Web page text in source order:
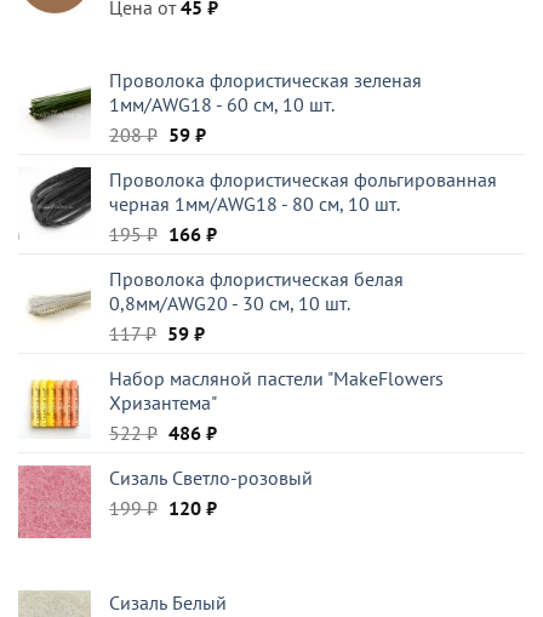
Цена от45 ₽
Проволока флористическая зеленая
1мм/AWG18 - 60 см, 10 шт.
208₽ Первоначальная
составляла
208 ₽.
59 ₽Текущая
59 ₽.
Проволока флористическая фольгированная
черная 1мм/AWG18 - 80 см, 10 шт.
195₽ Первоначальная
составляла
195 ₽.
166 ₽Текущая
166 ₽.
Проволока флористическая белая
0,8мм/AWG20 - 30 см, 10 шт.
117₽ Первоначальная
составляла
117 ₽.
59 ₽Текущая
59 ₽.
Набор масляной пастели "MakeFlowers
Хризантема"
522₽ Первоначальная
составляла
522 ₽.
486 ₽Текущая
486 ₽.
Сизаль Светло-розовый
199₽ Первоначальная
120 ₽Текущая
Сизаль Белый